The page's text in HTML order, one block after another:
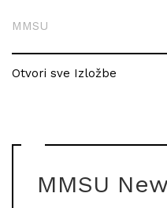
MMSU
Otvori sve Izložbe
MMSU